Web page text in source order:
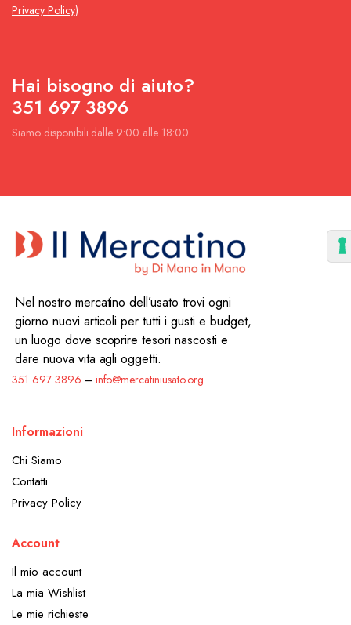
Privacy Policy)
Hai bisogno di aiuto?
351 697 3896
Siamo disponibili dalle 9:00 alle 18:00.
Nel nostro mercatino dell’usato trovi ogni
giorno nuovi articoli per tutti i gusti e budget,
un luogo dove scoprire tesori nascosti e
dare nuova vita agli oggetti.
351 697 3896 – info@mercatiniusato.org
Informazioni
Chi Siamo
Contatti
Privacy Policy
Account
Il mio account
La mia Wishlist
Le mie richieste